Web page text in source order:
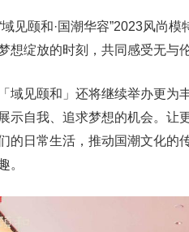
见颐和·国潮华容”2023风尚
想绽放的时刻，共同感受无与
域见颐和」还将继续举办更为
示自我、追求梦想的机会。让
的日常生活，推动国潮文化的
。